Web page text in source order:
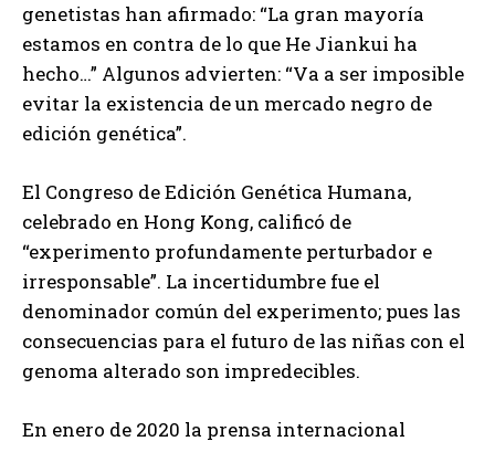
genetistas han afirmado: “La gran mayoría
estamos en contra de lo que He Jiankui ha
hecho…” Algunos advierten: “Va a ser imposible
evitar la existencia de un mercado negro de
edición genética”.
El Congreso de Edición Genética Humana,
celebrado en Hong Kong, calificó de
“experimento profundamente perturbador e
irresponsable”. La incertidumbre fue el
denominador común del experimento; pues las
consecuencias para el futuro de las niñas con el
genoma alterado son impredecibles.
En enero de 2020 la prensa internacional